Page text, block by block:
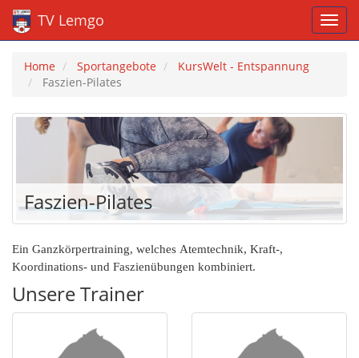
TV Lemgo
Home Sportangebote
KursWelt - Entspannung
Faszien-Pilates
Faszien-Pilates
Ein Ganzkörpertraining, welches Atemtechnik, Kraft-,
Koordinations- und Faszienübungen kombiniert.
Unsere Trainer